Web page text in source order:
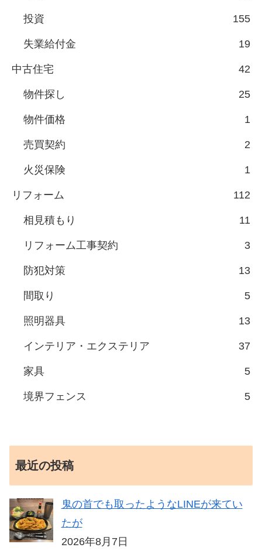
投資 155
失業給付金 19
中古住宅 42
物件探し 25
物件価格 1
売買契約 2
火災保険 1
リフォーム 112
相見積もり 11
リフォーム工事契約 3
防犯対策 13
間取り 5
照明器具 13
インテリア・エクステリア 37
家具 5
境界フェンス 5
最近の投稿
鬼の首でも取ったようなLINEが来てい
たが
2026年8月7日